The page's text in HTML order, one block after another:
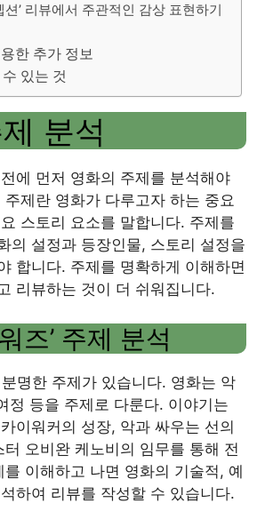
션’ 리뷰에서 주관적인 감상 표현하기
한 추가 정보
있는 것
분석
에 먼저 영화의 주제를 분석해야
주제란 영화가 다루고자 하는 중요
스토리 요소를 말합니다. 주제를
의 설정과 등장인물, 스토리 설정을
합니다. 주제를 명확하게 이해하면
리뷰하는 것이 더 쉬워집니다.
즈’ 주제 분석
분명한 주제가 있습니다. 영화는 악
정 등을 주제로 다룬다. 이야기는
이워커의 성장, 악과 싸우는 선의
터 오비완 케노비의 임무를 통해 전
를 이해하고 나면 영화의 기술적, 예
하여 리뷰를 작성할 수 있습니다.